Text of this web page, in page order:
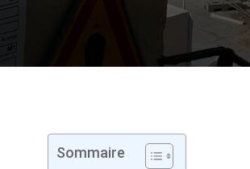
Sommaire